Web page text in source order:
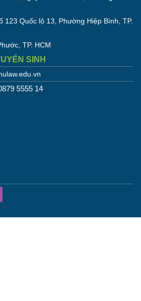
123 Quốc lộ 13, Phường Hiệp Bình, TP.
TP. HCM
SINH
5555 14